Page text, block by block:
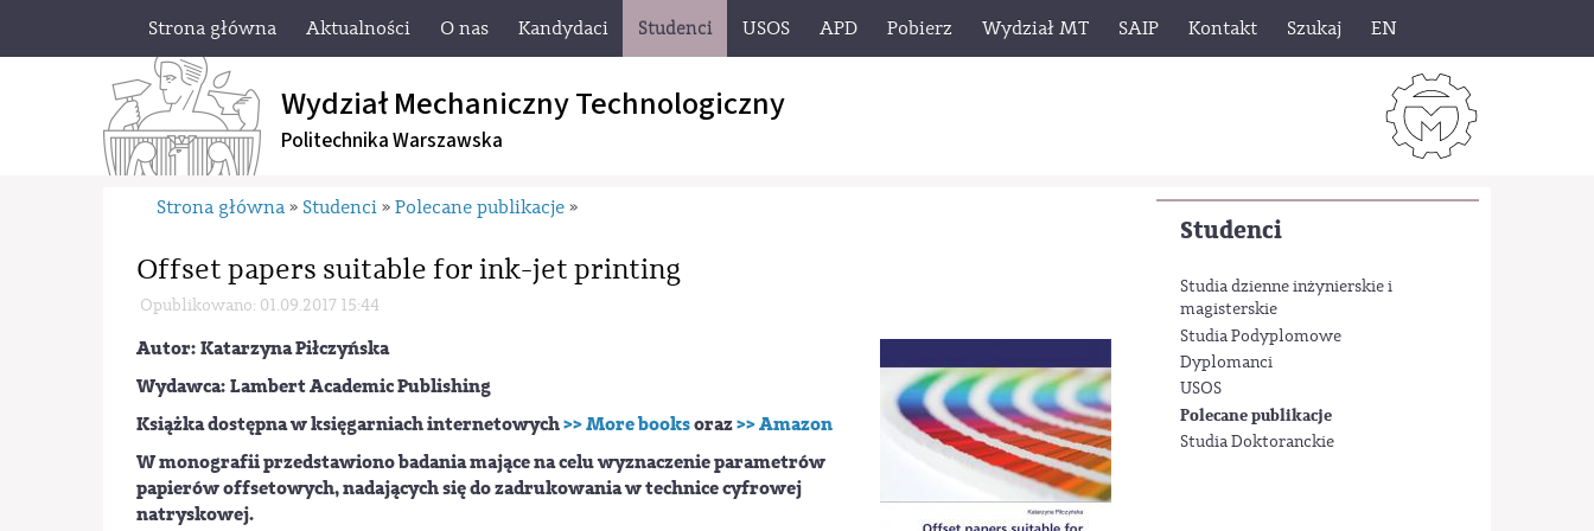
Strona główna Aktualności O nas Kandydaci Studenci USOS APD Pobierz Wydział MT SAIP Kontakt Szukaj EN
Wydział Mechaniczny Technologiczny
Politechnika Warszawska
Studenci
Studia dzienne inżynierskie i
magisterskie
Studia Podyplomowe
Dyplomanci
USOS
Polecane publikacje
Studia Doktoranckie
Strona główna » Studenci » Polecane publikacje »
Offset papers suitable for ink-jet printing
Opublikowano: 01.09.2017 15:44
Autor:Katarzyna Piłczyńska
Wydawca:Lambert Academic Publishing
Książka dostępna w księgarniach internetowych>> More booksoraz>> Amazon
W monografii przedstawiono badania mające na celu wyznaczenie parametrów
papierów offsetowych, nadających się do zadrukowania w technice cyfrowej
natryskowej.